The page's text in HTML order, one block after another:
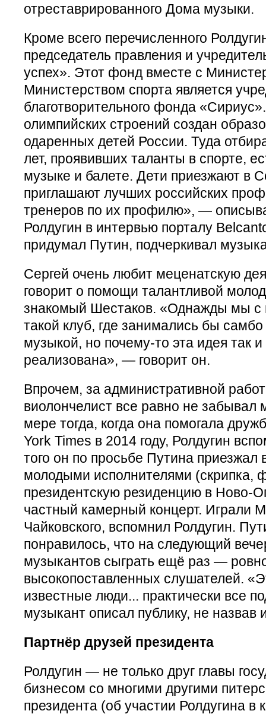
отреставрированного Дома музыки.
Кроме всего перечисленного
председатель правления и
успех». Этот фонд вместе с
Министерством спорта является
благотворительного фонда
олимпийских строений создан
одаренных детей России. Туда
лет, проявивших таланты в спорте,
музыке и балете. Дети приезжают в
приглашают лучших российских
тренеров по их профилю», —
Ролдугин в интервью порталу
придумал Путин, подчеркивал
Сергей очень любит меценатскую
говорит о помощи талантливой
знакомый Шестаков. «Однажды мы с
такой клуб, где занимались бы самбо
музыкой, но почему-то эта идея так
реализована», — говорит он.
Впрочем, за административной
виолончелист все равно не
мере тогда, когда она помогала
York Times в 2014 году, Ролдугин
того он по просьбе Путина приезжал
молодыми исполнителями (скрипка,
президентскую резиденцию в Ново-
частный камерный концерт. Играли
Чайковского, вспомнил Ролдугин.
понравилось, что на следующий
музыкантов сыграть ещё раз —
высокопоставленных слушателей.
известные люди... практически все
музыкант описал публику, не назвав
Партнёр друзей президента​
Ролдугин — не только друг главы
бизнесом со многими другими
президента (об участии Ролдугина в